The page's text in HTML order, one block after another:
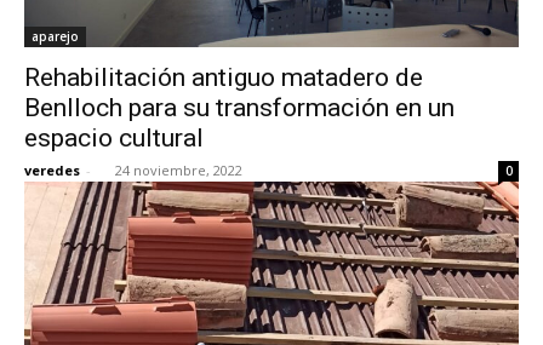
aparejo
Rehabilitación antiguo matadero de
Benlloch para su transformación en un
espacio cultural
veredes - 24 noviembre, 2022 0